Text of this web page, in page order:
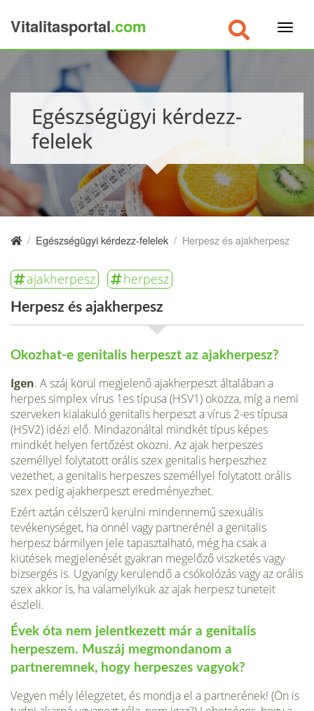
Vitalitasportal.com
Egészségügyi kérdezz-
felelek
/ Egészségügyi kérdezz-felelek / Herpesz és ajakherpesz
ajakherpesz herpesz
Herpesz és ajakherpesz
Okozhat-e genitalis herpeszt az ajakherpesz?
Igen. A száj körül megjelenő ajakherpeszt általában a
herpes simplex vírus 1es típusa (HSV1) okozza, míg a nemi
szerveken kialakuló genitalis herpeszt a vírus 2-es típusa
(HSV2) idézi elő. Mindazonáltal mindkét típus képes
mindkét helyen fertőzést okozni. Az ajak herpeszes
személlyel folytatott orális szex genitalis herpeszhez
vezethet, a genitalis herpeszes személlyel folytatott orális
szex pedig ajakherpeszt eredményezhet.
Ezért aztán célszerű kerülni mindennemű szexuális
tevékenységet, ha önnél vagy partnerénél a genitalis
herpesz bármilyen jele tapasztalható, még ha csak a
kiütések megjelenését gyakran megelőző viszketés vagy
bizsergés is. Ugyanígy kerülendő a csókolózás vagy az orális
szex akkor is, ha valamelyikük az ajak herpesz tüneteit
észleli.
Évek óta nem jelentkezett már a genitalis
herpeszem. Muszáj megmondanom a
partneremnek, hogy herpeszes vagyok?
Vegyen mély lélegzetet, és mondja el a partnerének! (Ön is
×